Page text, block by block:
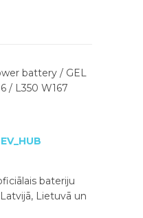
battery / GEL
/ L350 W167
bateriju
Lietuvā un